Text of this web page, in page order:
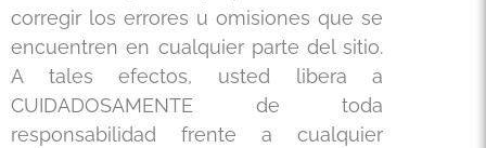
corregir los errores u omisiones que se
encuentren en cualquier parte del sitio.
A tales efectos, usted libera a
CUIDADOSAMENTE de toda
responsabilidad frente a cualquier